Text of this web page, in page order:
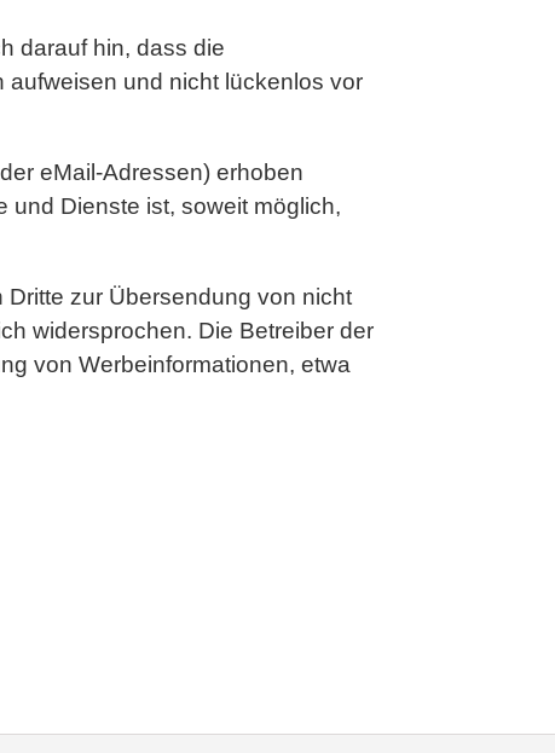
darauf hin, dass die
aufweisen und nicht lückenlos vor
eMail-Adressen) erhoben
und Dienste ist, soweit möglich,
zur Übersendung von nicht
widersprochen. Die Betreiber der
von Werbeinformationen, etwa